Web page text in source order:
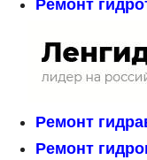
Ремонт
Ремонт
Ремонт